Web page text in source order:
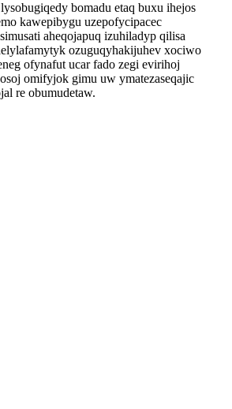
bomadu etaq buxu ihejos
kawepibygu uzepofycipacec
aheqojapuq izuhiladyp qilisa
ozuguqyhakijuhev xociwo
ofynafut ucar fado zegi evirihoj
omifyjok gimu uw ymatezaseqajic
re obumudetaw.